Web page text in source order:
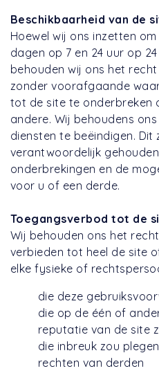
Beschikbaarheid van de
Hoewel wij ons inzetten
dagen op 7 en 24 uur op
behouden wij ons het
zonder voorafgaande
tot de site te onderbreken
andere. Wij behoudens
diensten te beëindigen. Dit
verantwoordelijk
onderbrekingen en de
voor u of een derde.
Toegangsverbod tot de
Wij behouden ons het
verbieden tot heel de site
elke fysieke of
die deze
die op de één of
reputatie van de site
die inbreuk zou
rechten van derden